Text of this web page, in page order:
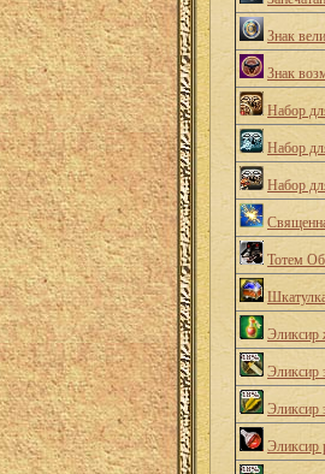
Знак
Знак
Набор
Набор
Набор
Тотем
Эликсир
Эликсир
Эликсир
Эликсир